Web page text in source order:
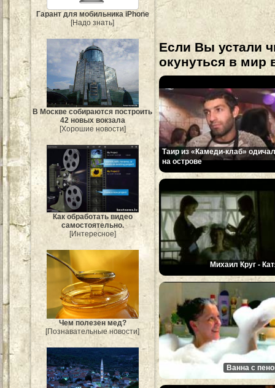
Гарант для мобильника iPhone
[Надо знать]
В Москве собираются построить
42 новых вокзала
[Хорошие новости]
Как обработать видео
самостоятельно.
[Интересное]
Чем полезен мед?
[Познавательные новости]
Если Вы устали
окунуться в мир
Таир из «Камеди-клаб» одичал
на острове
Михаил Круг -
Ванна с